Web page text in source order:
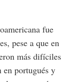
fue
pese a que en
más difíciles
en portugués y